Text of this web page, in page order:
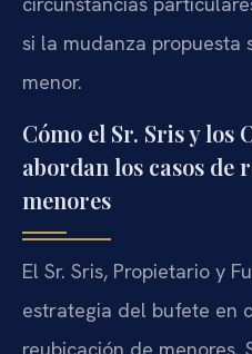
si la mudanza
menor.
Cómo el Sr. Sris y los
abordan los casos de
menores
El Sr. Sris, Propietario y
estrategia del bufete en